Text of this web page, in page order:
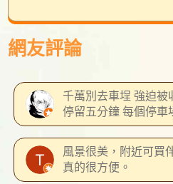
網友評論
千萬別去車埕 強迫被
停留五分鐘 每個停車場
不值停留一兩小時 算
風景很美，附近可買
真的很方便。